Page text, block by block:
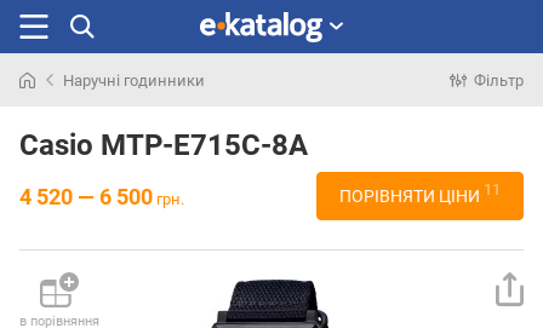
раніше
Наручні годинники Фільтр
Casio MTP-E715C-8A
4 520 — 6 500 грн. ПОРІВНЯТИ ЦІНИ 11
в порівняння